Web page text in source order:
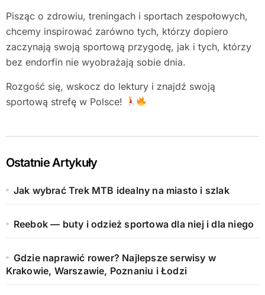
Pisząc o zdrowiu, treningach i sportach zespołowych,
chcemy inspirować zarówno tych, którzy dopiero
zaczynają swoją sportową przygodę, jak i tych, którzy
bez endorfin nie wyobrażają sobie dnia.
Rozgość się, wskocz do lektury i znajdź swoją
sportową strefę w Polsce!
Ostatnie Artykuły
Jak wybrać Trek MTB idealny na miasto i szlak
Reebok — buty i odzież sportowa dla niej i dla niego
Gdzie naprawić rower? Najlepsze serwisy w
Krakowie, Warszawie, Poznaniu i Łodzi